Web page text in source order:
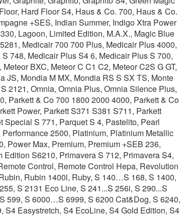
Hard Floor S4, Haus & Co. 700, Haus & Co.
+SES, Indian Summer, Indigo Xtra Power
Lagoon, Limited Edition, M.A.X., Magic Blue
Medicair 700 700 Plus, Medicair Plus 4000,
748, Medicair Plus S4 6, Medicair Plus S 700,
BXC, Meteor C C1 C2, Meteor C2S G GT,
JS, Mondia M MX, Mondia RS S SX TS, Monte
2121, Omnia, Omnia Plus, Omnia Silence Plus,
Parkett & Co 700 1800 2000 4000, Parkett & Co
Power, Parkett S371 S381 S711, Parkett
Special S 771, Parquet S 4, Pastelito, Pearl
2500, Platinium, Platinium Metallic
Power Max, Premium, Premium +SEB 236,
S6210, Primavera S 712, Primavera S4,
Control, Remote Control Hepa, Revolution
Rubin 1400l, Ruby, S 140…S 168, S 1400,
S 2131 Eco Line, S 241...S 256i, S 290...S
599, S 6000…S 6999, S 6200 Cat&Dog, S 6240,
Easystretch, S4 EcoLine, S4 Gold Edition, S4